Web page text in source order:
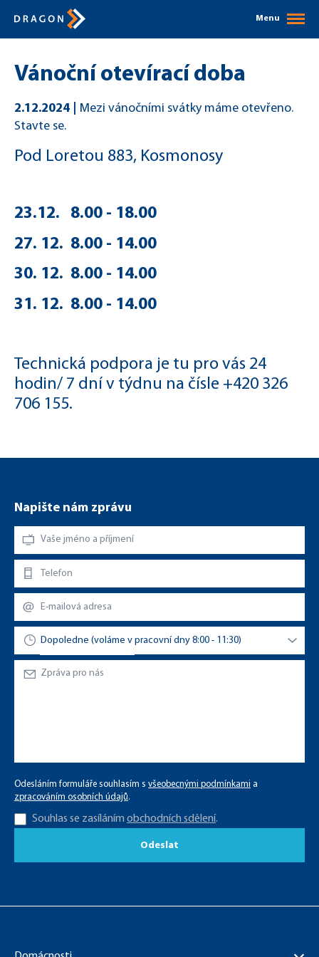
Menu
Vánoční otevírací doba
2.12.2024
Mezi vánočními svátky máme otevřeno.
Stavte se.
Pod Loretou 883, Kosmonosy
23.12. 8.00 - 18.00
27. 12. 8.00 - 14.00
30. 12. 8.00 - 14.00
31. 12. 8.00 - 14.00
Technická podpora je tu pro vás 24
hodin/ 7 dní v týdnu na čísle +420 326
706 155.
Napište nám zprávu
Odesláním formuláře souhlasím s všeobecnými podmínkami a
zpracováním osobních údajů.
Souhlas se zasíláním obchodních sdělení.
Odeslat